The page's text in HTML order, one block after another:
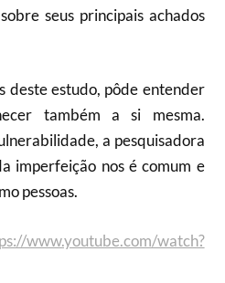
seus principais achados
deste estudo, pôde entender
também a si mesma.
a pesquisadora
imperfeição nos é comum e
pessoas.
www.youtube.com/watch?